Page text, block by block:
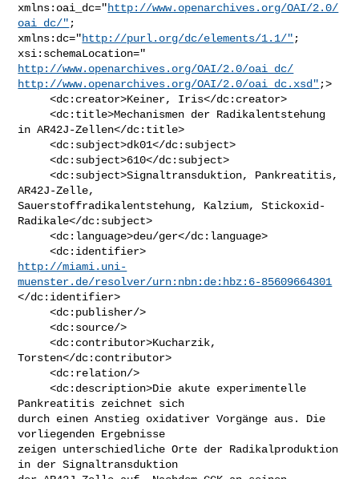
xmlns:oai_dc="http://www.openarchives.org/OAI/2.0/
oai_dc/" ;
xmlns:dc="http://purl.org/dc/elements/1.1/" ;
http://www.openarchives.org/OAI/2.0/oai_dc/
http://www.openarchives.org/OAI/2.0/oai_dc.xsd" ;>
     <dc:creator>Keiner, Iris</dc:creator>
     <dc:title>Mechanismen der Radikalentstehung
in AR42J-Zellen</dc:title>
     <dc:subject>dk01</dc:subject>
     <dc:subject>610</dc:subject>
     <dc:subject>Signaltransduktion, Pankreatitis,
AR42J-Zelle,
Sauerstoffradikalentstehung, Kalzium, Stickoxid-
Radikale</dc:subject>
     <dc:language>deu/ger</dc:language>
http://miami.uni-
muenster.de/resolver/urn:nbn:de:hbz:6-85609664301
</dc:identifier>
     <dc:publisher/>
     <dc:source/>
     <dc:contributor>Kucharzik,
Torsten</dc:contributor>
     <dc:relation/>
     <dc:description>Die akute experimentelle
Pankreatitis zeichnet sich
durch einen Anstieg oxidativer Vorgänge aus. Die
vorliegenden Ergebnisse
zeigen unterschiedliche Orte der Radikalproduktion
in der Signaltransduktion